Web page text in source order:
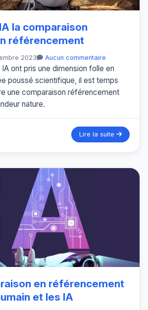
la comparaison
référencement
2023 Aucun commentaire
ont pris une dimension folle en
poussé scientifique, il est temps
une comparaison référencement
nature.
Lire la suite
en référencement
et les IA